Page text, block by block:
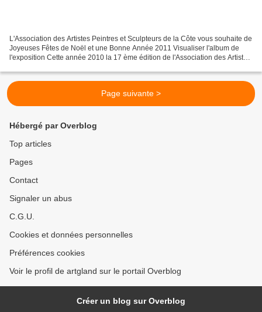
L'Association des Artistes Peintres et Sculpteurs de la Côte vous souhaite de
Joyeuses Fêtes de Noël et une Bonne Année 2011 Visualiser l'album de
l'exposition Cette année 2010 la 17 ème édition de l'Association des Artistes
Page suivante >
Hébergé par Overblog
Top articles
Pages
Contact
Signaler un abus
C.G.U.
Cookies et données personnelles
Préférences cookies
Voir le profil de artgland sur le portail Overblog
Créer un blog sur Overblog